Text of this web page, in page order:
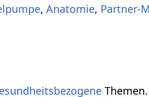
,Anatomie, Partner-